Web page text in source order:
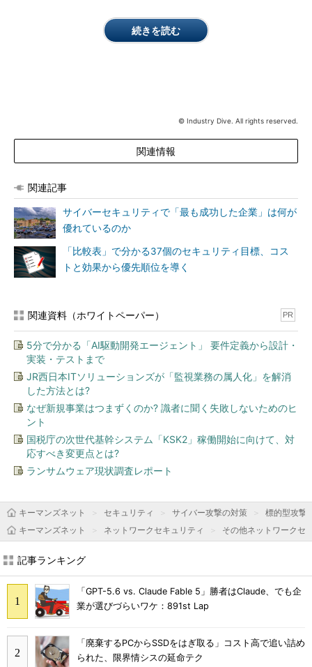
続きを読む
© Industry Dive. All rights reserved.
関連情報
関連記事
サイバーセキュリティで「最も成功した企業」は何が
優れているのか
「比較表」で分かる37個のセキュリティ目標、コス
トと効果から優先順位を導く
関連資料（ホワイトペーパー） PR
5分で分かる「AI駆動開発エージェント」 要件定義から設計・
実装・テストまで
JR西日本ITソリューションズが「監視業務の属人化」を解消
した方法とは?
なぜ新規事業はつまずくのか? 識者に聞く失敗しないためのヒ
ント
国税庁の次世代基幹システム「KSK2」稼働開始に向けて、対
応すべき変更点とは?
ランサムウェア現状調査レポート
キーマンズネット セキュリティ サイバー攻撃の対策
標的型攻撃
キーマンズネット
ネットワークセキュリティ その他ネットワークセ
記事ランキング
「GPT-5.6 vs. Claude Fable 5」勝者はClaude、でも企
業が選びづらいワケ：891st Lap
「廃棄するPCからSSDをはぎ取る」コスト高で追い詰め
られた、限界情シスの延命テク